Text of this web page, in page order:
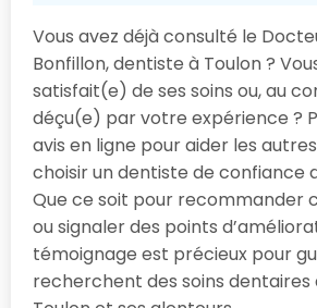
Vous avez déjà consulté le
Bonfillon, dentiste à Toulon ?
satisfait(e) de ses soins ou, au
déçu(e) par votre expérience ?
avis en ligne pour aider les
choisir un dentiste de confiance
Que ce soit pour recommander
ou signaler des points
témoignage est précieux pour
recherchent des soins dentaires